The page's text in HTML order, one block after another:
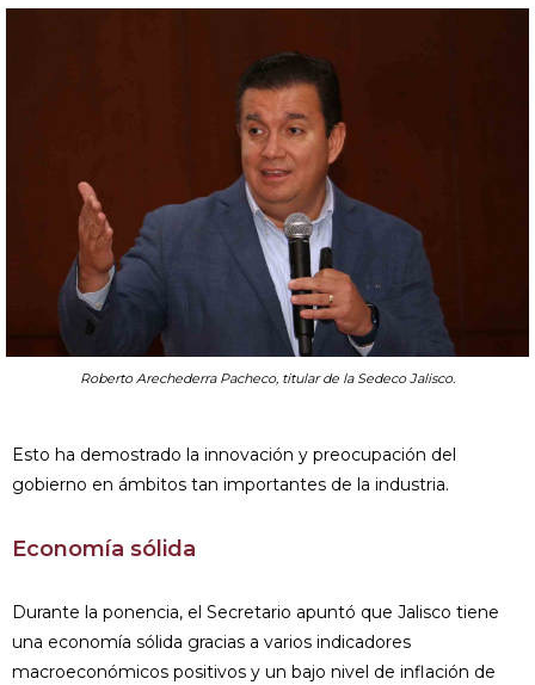
Roberto Arechederra Pacheco, titular de la Sedeco Jalisco.
Esto ha demostrado la innovación y preocupación del
gobierno en ámbitos tan importantes de la industria.
Economía sólida
Durante la ponencia, el Secretario apuntó que Jalisco tiene
una economía sólida gracias a varios indicadores
macroeconómicos positivos y un bajo nivel de inflación de